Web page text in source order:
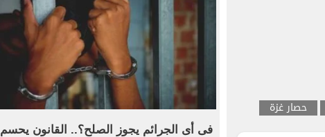
حصار غزة
فى أى الجرائم يجوز الصلح؟.. القانون يحسم